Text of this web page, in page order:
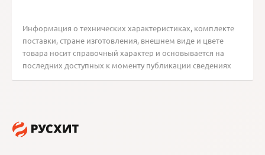
Информация о технических характеристиках, комплекте
поставки, стране изготовления, внешнем виде и цвете
товара носит справочный характер и основывается на
последних доступных к моменту публикации сведениях